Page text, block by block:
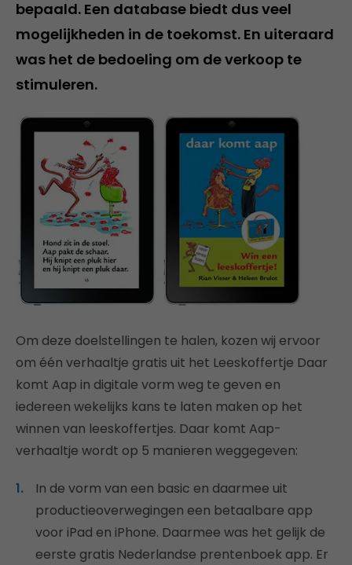
bepaald. Een database biedt dus veel
mogelijkheden in de toekomst. En uiteraard
was het de bedoeling om de verkoop te
stimuleren.
Om deze doelstellingen te halen, kozen wij ervoor
om één verhaaltje gratis uit het Leeskoffertje Daar
komt Aap in digitale vorm weg te geven en
iedereen wekelijks kans te laten maken op het
winnen van leeskoffertjes. Daar komt Aap-
verhaaltje wordt op 5 manieren weggegeven:
In de vorm van een basic en daarmee uit
productieoverwegingen een betaalbare app
voor iPad en iPhone. Daarmee was het gelijk de
eerste gratis Nederlandse prentenboek app. Er